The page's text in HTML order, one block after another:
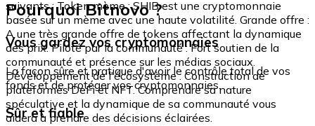
suivants : Token mème : SHIB est une cryptomonnaie
basée sur un mème avec une haute volatilité. Grande offre :
A une très grande offre de tokens affectant la dynamique
des prix. Piloté par la communauté : Fort soutien de la
communauté et présence sur les médias sociaux.
Développement de l'écosystème : Construction de
plateformes DeFi et NFT. Comprendre sa nature
spéculative et la dynamique de sa communauté vous
aidera à prendre des décisions éclairées.
Pourquoi Bitnovo ?
Vous gardez vos cryptomonnaies
La façon sûre et pratique d'avoir le contrôle total de vos
fonds et de protéger vos cryptomonnaies.
Sûr et fiable